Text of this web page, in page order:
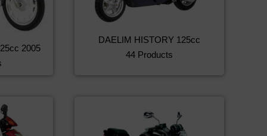
2005
DAELIM HISTORY 125cc
44 Products